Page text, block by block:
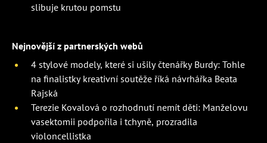
slibuje krutou pomstu
Nejnovější z partnerských webů
4 stylové modely, které si ušily čtenářky Burdy: Tohle
na finalistky kreativní soutěže říká návrhářka Beata
Rajská
Terezie Kovalová o rozhodnutí nemít děti: Manželovu
vasektomii podpořila i tchyně, prozradila
violoncellistka